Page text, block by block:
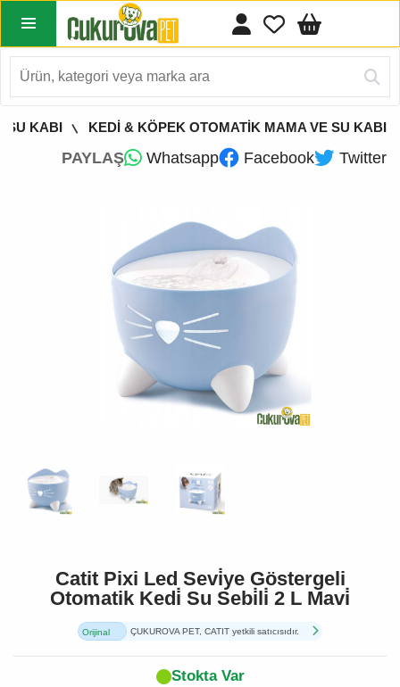
SU KABI KEDİ & KÖPEK OTOMATİK MAMA VE SU KABI
PAYLAŞ Whatsapp Facebook Twitter
Catit Pixi Led Sevi̇ye Göstergeli
Otomatik Kedi̇ Su Sebi̇li̇ 2 L Mavi̇
Orijinal
ÇUKUROVA PET, CATIT yetkili satıcısıdır.
Stokta Var